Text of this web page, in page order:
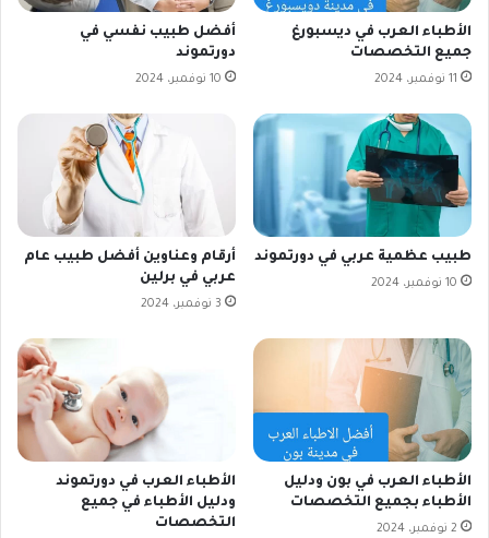
الأطباء العرب في ديسبورغ
جميع التخصصات
11 نوفمبر، 2024
أفضل طبيب نفسي في
دورتموند
10 نوفمبر، 2024
طبيب عظمية عربي في دورتموند
10 نوفمبر، 2024
أرقام وعناوين أفضل طبيب عام
عربي في برلين
3 نوفمبر، 2024
الأطباء العرب في بون ودليل
الأطباء بجميع التخصصات
2 نوفمبر، 2024
الأطباء العرب في دورتموند
ودليل الأطباء في جميع
التخصصات